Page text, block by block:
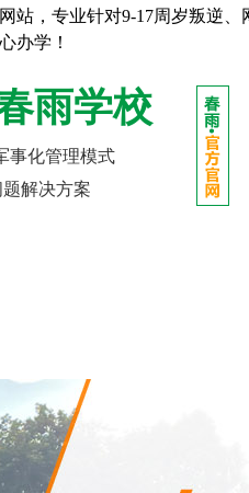
雨学校
事化管理模式
解决方案
站，专业针对9-17周岁叛逆
办学！